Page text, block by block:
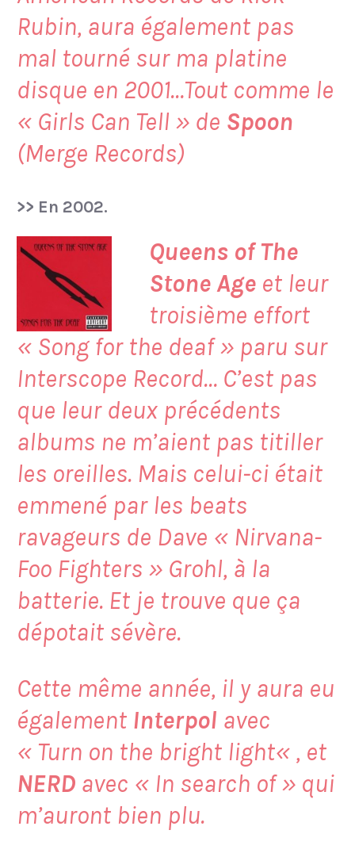
Rubin, aura également pas
mal tourné sur ma platine
disque en 2001…Tout comme le
« Girls Can Tell » de Spoon
(Merge Records)
>> En 2002.
Queens of The
Stone Age et leur
troisième effort
« Song for the deaf» paru sur
Interscope Record… C’est pas
que leur deux précédents
albums ne m’aient pas titiller
les oreilles. Mais celui-ci était
emmené par les beats
ravageurs de Dave « Nirvana-
Foo Fighters » Grohl, à la
batterie. Et je trouve que ça
dépotait sévère.
Cette même année, il y aura eu
également Interpol avec
« Turn on the bright light« , et
NERD avec « In search of» qui
m’auront bien plu.